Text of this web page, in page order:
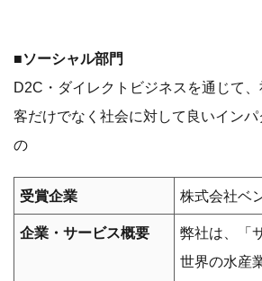
■ソーシャル部門
D2C・ダイレクトビジネスを通じて
客だけでなく社会に対して良いイン
の
受賞企業 株式会社ベ
企業・サービス概要
弊社は、「
世界の水産